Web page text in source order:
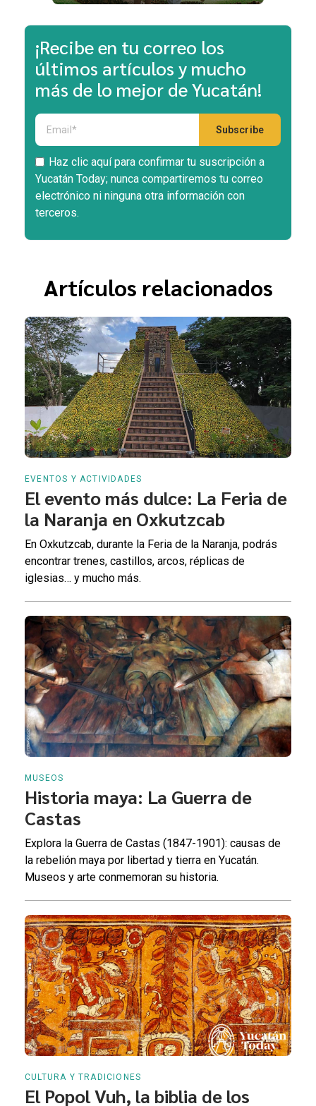
¡Recibe en tu correo los
últimos artículos y mucho
más de lo mejor de Yucatán!
Haz clic aquí para confirmar tu suscripción a
Yucatán Today; nunca compartiremos tu correo
electrónico ni ninguna otra información con
terceros.
Artículos relacionados
EVENTOS Y ACTIVIDADES
El evento más dulce: La Feria de
la Naranja en Oxkutzcab
En Oxkutzcab, durante la Feria de la Naranja, podrás
encontrar trenes, castillos, arcos, réplicas de
iglesias… y mucho más.
MUSEOS
Historia maya: La Guerra de
Castas
Explora la Guerra de Castas (1847-1901): causas de
la rebelión maya por libertad y tierra en Yucatán.
Museos y arte conmemoran su historia.
CULTURA Y TRADICIONES
El Popol Vuh, la biblia de los